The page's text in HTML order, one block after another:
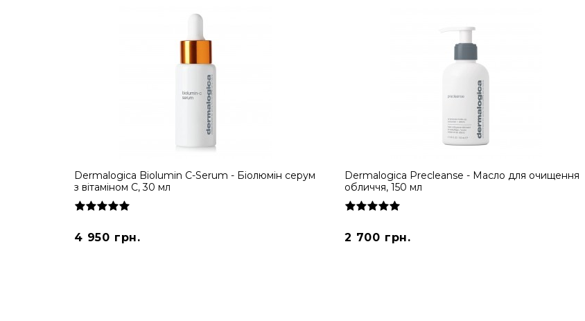
Dermalogica Biolumin C-Serum - Біолюмін серум
з вітаміном С, 30 мл
4 950 грн.
Dermalogica Precleanse - Масло для очищення
обличчя, 150 мл
2 700 грн.